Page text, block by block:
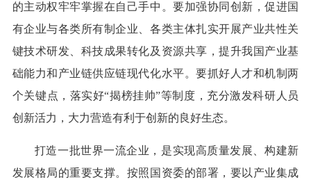
的主动权牢牢掌握在自己手中。要加强协同创新，促进国
有企业与各类所有制企业、各类主体扎实开展产业共性关
键技术研发、科技成果转化及资源共享，提升我国产业基
础能力和产业链供应链现代化水平。要抓好人才和机制两
个关键点，落实好“揭榜挂帅”等制度，充分激发科研人员
创新活力，大力营造有利于创新的良好生态。
打造一批世界一流企业，是实现高质量发展、构建新
发展格局的重要支撑。按照国资委的部署，要以产业集成